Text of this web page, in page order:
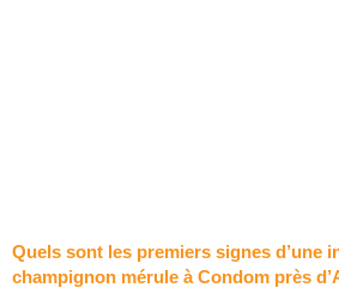
Quels sont les premiers signes d’une
champignon mérule à Condom près